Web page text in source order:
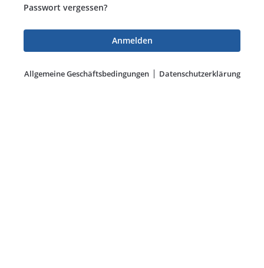
Passwort vergessen?
Allgemeine Geschäftsbedingungen Datenschutzerklärung